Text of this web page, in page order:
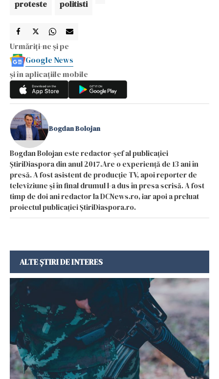
proteste politisti
Urmăriți-ne și pe
Google News
și în aplicațiile mobile
Bogdan Bolojan
Bogdan Bolojan este redactor-șef al publicației
ȘtiriDiaspora din anul 2017.Are o experiență de 13 ani în
presă. A fost asistent de producție TV, apoi reporter de
televiziune și în final drumul l-a dus în presa scrisă. A fost
timp de doi ani redactor la DCNews.ro, iar apoi a preluat
proiectul publicației ȘtiriDiaspora.ro.
ALTE ȘTIRI DE INTERES